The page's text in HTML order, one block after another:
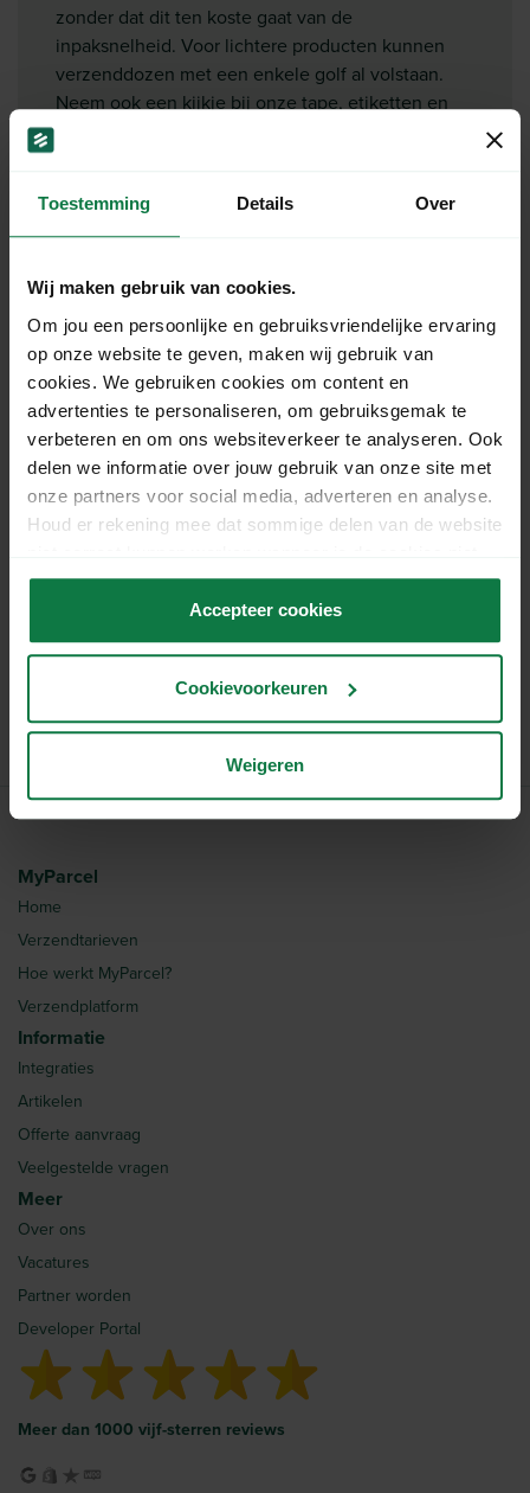
Toestemming Details Over
Wij maken gebruik van cookies.
Om jou een persoonlijke en gebruiksvriendelijke ervaring
op onze website te geven, maken wij gebruik van
cookies. We gebruiken cookies om content en
advertenties te personaliseren, om gebruiksgemak te
verbeteren en om ons websiteverkeer te analyseren. Ook
delen we informatie over jouw gebruik van onze site met
onze partners voor social media, adverteren en analyse.
Houd er rekening mee dat sommige delen van de website
accepteert.
Accepteer cookies
Cookievoorkeuren
Weigeren
zonder dat dit ten koste gaat van de
inpaksnelheid. Voor lichtere producten kunnen
verzenddozen met een enkele golf al volstaan.
Neem ook een kijkje bij onze tape, etiketten en
Verstuur je lichtere en robuustere producten?
Neem dan een kijkje bij onze
dubbelgolf verzenddozen.
Specificaties
Lengte:
Breedte:
Hoogte:
Verpakkingsdikte:
Verkoopeenheid:
50 cm
40 cm
35 cm
7 mm
BC-golf (± 7,0 mm)
Per bundel van 16 stuks
MyParcel
Home
Verzendtarieven
Hoe werkt MyParcel?
Verzendplatform
Informatie
Integraties
Artikelen
Offerte aanvraag
Veelgestelde vragen
Meer
Over ons
Vacatures
Partner worden
Developer Portal
Meer dan 1000 vijf-sterren reviews